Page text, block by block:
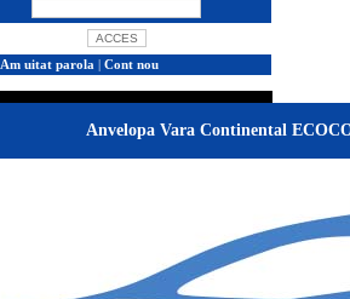
Am uitat parola | Cont nou
Anvelopa Vara Continental